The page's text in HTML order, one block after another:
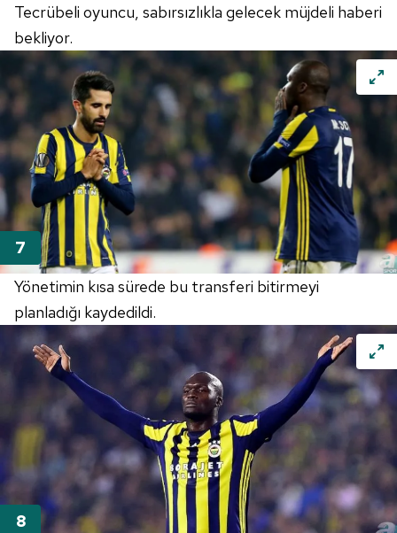
Tecrübeli oyuncu, sabırsızlıkla gelecek müjdeli haberi
bekliyor.
Yönetimin kısa sürede bu transferi bitirmeyi
planladığı kaydedildi.